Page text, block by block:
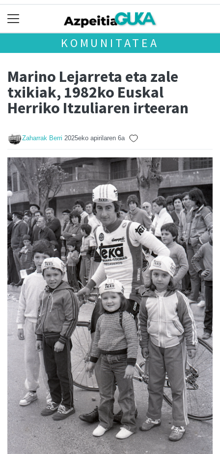
KOMUNITATEA
Marino Lejarreta eta zale
txikiak, 1982ko Euskal
Herriko Itzuliaren irteeran
Zaharrak Berri 2025eko apirilaren 6a